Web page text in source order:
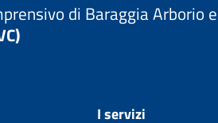
di Baraggia Arborio
I servizi